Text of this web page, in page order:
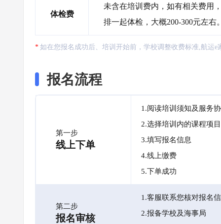
体检费
未含在培训费内，如有相关费用
排一起体检，大概200-300元左右
如在您报名成功后、培训开始前，学校调整收费标准,航运
报名流程
第一步
线上下单
1.阅读培训须知及服务
2.选择培训内的课程项目
3.填写报名信息
4.线上缴费
5.下单成功
第二步
报名审核
1.客服联系您核对报名
2.报备学校及海事局